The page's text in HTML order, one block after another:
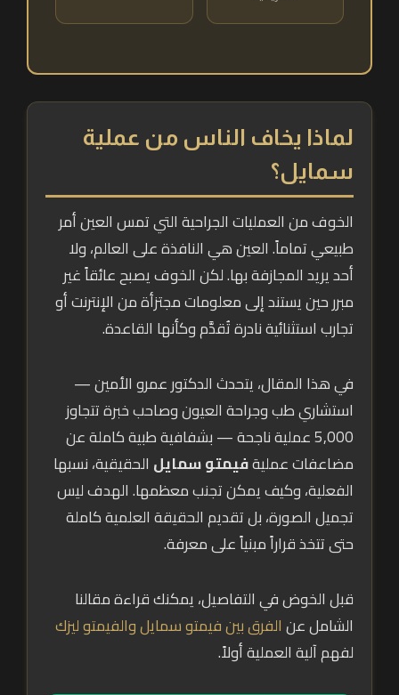
لماذا يخاف الناس من عملية
سمايل؟
الخوف من العمليات الجراحية التي تمس العين أمر
طبيعي تماماً. العين هي النافذة على العالم، ولا
أحد يريد المجازفة بها. لكن الخوف يصبح عائقاً غير
مبرر حين يستند إلى معلومات مجتزأة من الإنترنت أو
تجارب استثنائية نادرة تُقدَّم وكأنها القاعدة.
في هذا المقال، يتحدث الدكتور عمرو الأمين —
استشاري طب وجراحة العيون وصاحب خبرة تتجاوز
5,000 عملية ناجحة — بشفافية طبية كاملة عن
مضاعفات عمليةفيمتو سمايل الحقيقية، نسبها
الفعلية، وكيف يمكن تجنب معظمها. الهدف ليس
تجميل الصورة، بل تقديم الحقيقة العلمية كاملة
حتى تتخذ قراراً مبنياً على معرفة.
قبل الخوض في التفاصيل، يمكنك قراءة مقالنا
الشامل عنالفرق بين فيمتو سمايل والفيمتو ليزك
لفهم آلية العملية أولاً.